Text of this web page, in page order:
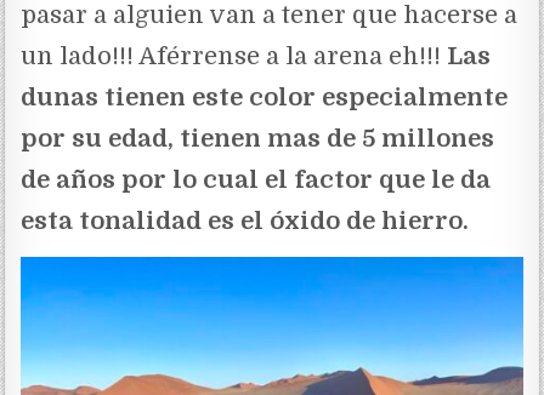
pasar a alguien van a tener que hacerse a
un lado!!! Aférrense a la arena eh!!! Las
dunas tienen este color especialmente
por su edad, tienen mas de 5 millones
de años por lo cual el factor que le da
esta tonalidad es el óxido de hierro.